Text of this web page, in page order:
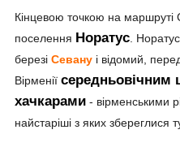
Кінцевою точкою на
поселення Норатус .
березі Севану і відомий,
Вірменії середньовічним
хачкарами - вірменськими
найстаріші з яких збереглися